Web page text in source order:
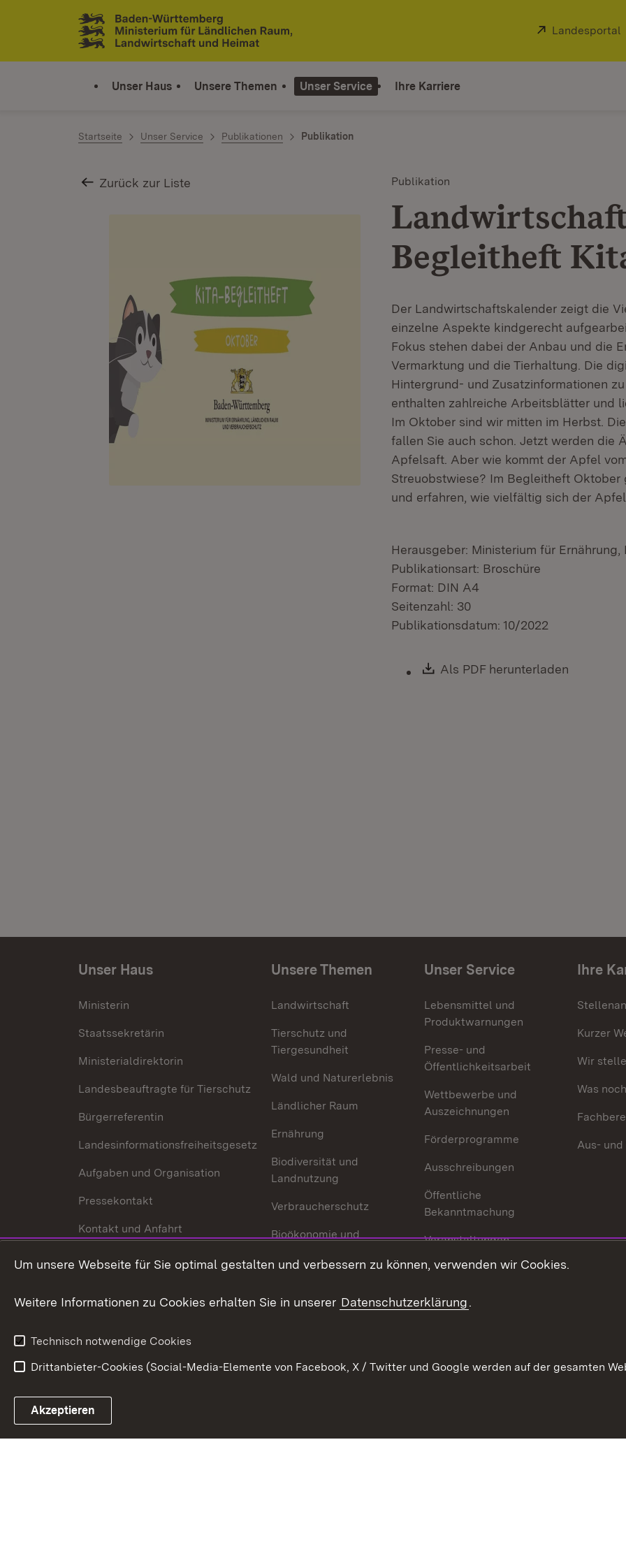
Zum Inhalt springen
Link zur Startseite
Extern:
Landesportal
Unser Haus Unsere Themen Unser Service Ihre Karriere
Startseite Unser Service Publikationen Publikation
Zurück zur Liste Publikation
Begleitheft
Der Landwirtschaftskalender zeigt die
einzelne Aspekte kindgerecht
Fokus stehen dabei der Anbau und die
Vermarktung und die Tierhaltung. Die
Hintergrund- und Zusatzinformationen
enthalten zahlreiche Arbeitsblätter und
Im Oktober sind wir mitten im Herbst.
fallen Sie auch schon. Jetzt werden die
Apfelsaft. Aber wie kommt der Apfel
Streuobstwiese? Im Begleitheft
und erfahren, wie vielfältig sich der
Herausgeber: Ministerium für
Publikationsart: Broschüre
Format: DIN A4
Seitenzahl: 30
Publikationsdatum: 10/2022
Download:
Als PDF herunterladen
Unser Haus
Ministerin
Staatssekretärin
Ministerialdirektorin
Landesbeauftragte für Tierschutz
Bürgerreferentin
Landesinformationsfreiheitsgesetz
Aufgaben und Organisation
Pressekontakt
Kontakt und Anfahrt
Unsere Themen
Landwirtschaft
Tierschutz und
Tiergesundheit
Wald und Naturerlebnis
Ländlicher Raum
Ernährung
Biodiversität und
Landnutzung
Verbraucherschutz
Bioökonomie und
Unser Service
Lebensmittel und
Produktwarnungen
Presse- und
Öffentlichkeitsarbeit
Wettbewerbe und
Auszeichnungen
Förderprogramme
Ausschreibungen
Öffentliche
Bekanntmachung
Veranstaltungen
Mediathek
Publikationen
Ihre
Kurzer
Wir
Was
Aus-
Link zum Landesportal
Um unsere Webseite für Sie optimal gestalten und verbessern zu können, verwenden wir Cookies.
Weitere Informationen zu Cookies erhalten Sie in unserer Datenschutzerklärung.
Technisch notwendige Cookies
Drittanbieter-Cookies (Social-Media-Elemente von Facebook, X / Twitter und Google werden auf der gesamten
Akzeptieren